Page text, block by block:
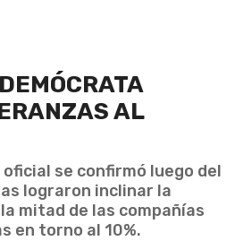
AL
se confirmó luego del
lograron inclinar la
mitad de las compañías
en torno al 10%.